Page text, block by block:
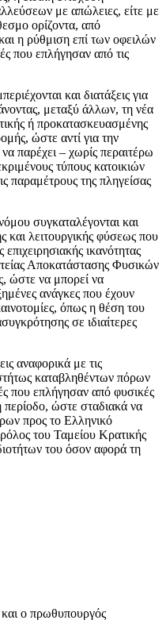
με απώλειες, είτε με
ορίζοντα, από
η ρύθμιση επί των οφειλών
που επλήγησαν από τις
και διατάξεις για
μεταξύ άλλων, τη νέα
ή προκατασκευασμένης
ώστε αντί για την
παρέχει – χωρίς περαιτέρω
τύπους κατοικιών
παραμέτρους της πληγείσας
συγκαταλέγονται και
και λειτουργικής φύσεως που
ικανότητας
Αποκατάστασης Φυσικών
ώστε να μπορεί να
ανάγκες που έχουν
όπως η θέση του
σε ιδιαίτερες
αναφορικά με τις
καταβληθέντων πόρων
που επλήγησαν από φυσικές
ώστε σταδιακά να
προς το Ελληνικό
του Ταμείου Κρατικής
του όσον αφορά τη